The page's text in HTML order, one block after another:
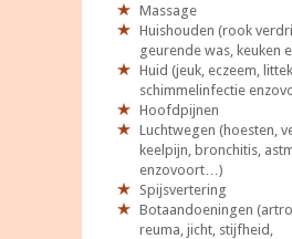
Massage
Huishouden (rook
geurende was, keuken
Huid (jeuk, eczeem,
schimmelinfectie
Hoofdpijnen
Luchtwegen (hoesten,
keelpijn, bronchitis,
enzovoort…)
Spijsvertering
Botaandoeningen
reuma, jicht, stijfheid,